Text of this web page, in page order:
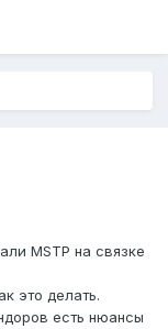
MSTP на связке
это делать.
есть нюансы